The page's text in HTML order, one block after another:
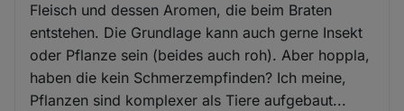
Fleisch und dessen Aromen, die beim Braten
entstehen. Die Grundlage kann auch gerne Insekt
oder Pflanze sein (beides auch roh). Aber hoppla,
haben die kein Schmerzempfinden? Ich meine,
Pflanzen sind komplexer als Tiere aufgebaut...